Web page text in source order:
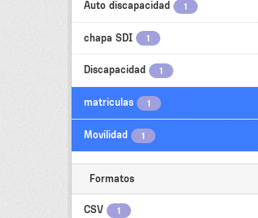
Auto discapacidad 1
chapa SDI 1
Discapacidad 1
matriculas 1
Movilidad 1
Formatos
CSV 1